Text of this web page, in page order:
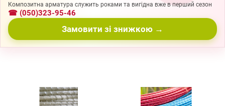
Композитна арматура служить роками та вигідна вже в перший сезон
☎ (050)323-95-46
Замовити зі знижкою →